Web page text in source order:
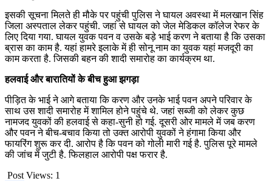
इसकी सूचना मिलते ही मौके पर पहुंची पुलिस ने घायल अवस्था में मलखान सिंह
जिला अस्पताल लेकर पहुंची. जहां से घायल को जेल मेडिकल कॉलेज रेफर के
लिए दिया गया. घायल युवक पवन व उसके बड़े भाई करण ने बताया है कि उसका
ब्रास का काम है. यहां हामरे इलाके में ही सोनू नाम का युवक यहां मजदूरी का
काम करता है. जिसकी बहन की शादी समारोह का कार्यक्रम था.
हलवाई और बारातियों के बीच हुआ झगड़ा
पीड़ित के भाई ने आगे बताया कि करण और उनके भाई पवन अपने परिवार के
साथ उस शादी समारोह में शामिल होने पहुंचे थे. जहां सब्जी को लेकर कुछ
नामजद युवकों की हलवाई से कहा-सुनी हो गई. दूसरी ओर मामले में जब करण
और पवन ने बीच-बचाव किया तो उक्त आरोपी युवकों ने हंगामा किया और
फायरिंग शुरू कर दी. आरोप है कि पवन को गोली मारी गई है. पुलिस पूरे मामले
की जांच में जुटी है. फिलहाल आरोपी पक्ष फरार है.
Post Views: 1